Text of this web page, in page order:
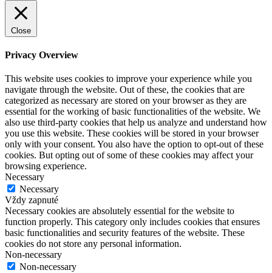
Close
Privacy Overview
This website uses cookies to improve your experience while you
navigate through the website. Out of these, the cookies that are
categorized as necessary are stored on your browser as they are
essential for the working of basic functionalities of the website. We
also use third-party cookies that help us analyze and understand how
you use this website. These cookies will be stored in your browser
only with your consent. You also have the option to opt-out of these
cookies. But opting out of some of these cookies may affect your
browsing experience.
Necessary
Necessary
Vždy zapnuté
Necessary cookies are absolutely essential for the website to
function properly. This category only includes cookies that ensures
basic functionalities and security features of the website. These
cookies do not store any personal information.
Non-necessary
Non-necessary